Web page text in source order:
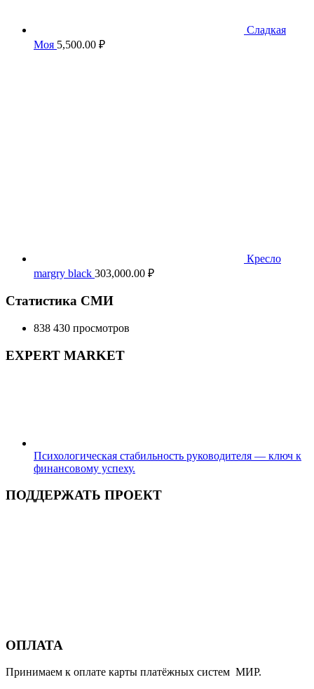
Сладкая
Моя 5,500.00 ₽
Кресло
margry black 303,000.00 ₽
Статистика СМИ
838 430 просмотров
EXPERT MARKET
Психологическая стабильность руководителя — ключ к
финансовому успеху.
ПОДДЕРЖАТЬ ПРОЕКТ
ОПЛАТА
Принимаем к оплате карты платёжных систем МИР.